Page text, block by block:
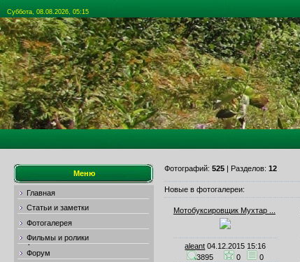
Суббота, 08.08.2026, 05:15
Меню
Главная
Статьи и заметки
Фотогалерея
Фильмы и ролики
Форум
Фотографий: 525 | Разделов: 12
Новые в фотогалереи:
Мотобуксировщик Мухтар ...
aleant 04.12.2015 15:16
3895
0 0